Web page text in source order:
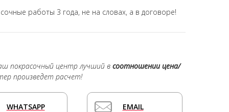
работы 3 года, не на словах, а в договоре!
покрасочный центр лучший всоотношении цена/
произведет расчет!
WHATSAPP EMAIL